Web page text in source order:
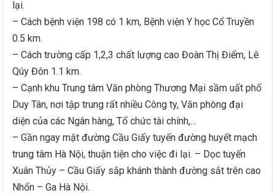
lại.
– Cách bệnh viện 198 có 1 km, Bệnh viện Y học Cổ Truyền
0.5 km.
– Cách trường cấp 1,2,3 chất lượng cao Đoàn Thị Điểm, Lê
Qúy Đôn 1.1 km.
– Cạnh khu Trung tâm Văn phòng Thương Mại sầm uất phố
Duy Tân, nơi tập trung rất nhiều Công ty, Văn phòng đại
diện của các Ngân hàng, Tổ chức tài chính,…
– Gần ngay mặt đường Cầu Giấy tuyến đường huyết mạch
trung tâm Hà Nội, thuận tiện cho việc đi lại. – Dọc tuyến
Xuân Thủy – Cầu Giấy sắp khánh thành đường sắt trên cao
Nhổn – Ga Hà Nội.